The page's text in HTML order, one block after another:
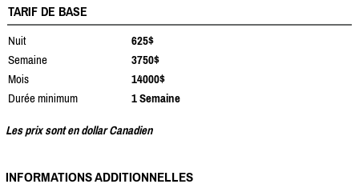
TARIF DE BASE
Nuit
625$
Semaine
3750$
Mois
14000$
Durée minimum
1 Semaine
Les prix sont en dollar Canadien
INFORMATIONS ADDITIONNELLES